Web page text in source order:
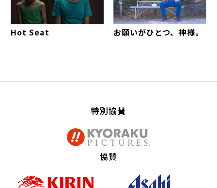
Hot Seat お願いがひとつ、神様。
特別協賛
協賛